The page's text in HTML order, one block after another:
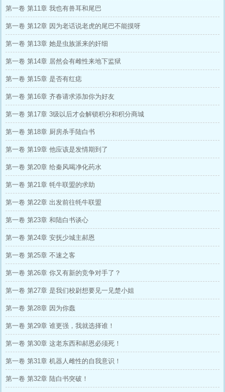
第一卷 第11章 我也有兽耳和尾巴
第一卷 第12章 因为老话说老虎的尾巴不能摸呀
第一卷 第13章 她是虫族派来的奸细
第一卷 第14章 居然会有雌性来地下监狱
第一卷 第15章 是否有红痣
第一卷 第16章 齐春请求添加你为好友
第一卷 第17章 3级以后才会解锁积分和积分商城
第一卷 第18章 厨房杀手陆白书
第一卷 第19章 他应该是发情期到了
第一卷 第20章 给秦风喝净化药水
第一卷 第21章 牦牛联盟的求助
第一卷 第22章 出发前往牦牛联盟
第一卷 第23章 和陆白书谈心
第一卷 第24章 安抚少城主郝恩
第一卷 第25章 不速之客
第一卷 第26章 你又有新的竞争对手了？
第一卷 第27章 是我们校尉想要见一见楚小姐
第一卷 第28章 因为你蠢
第一卷 第29章 谁更强，我就选择谁！
第一卷 第30章 这老东西和郝恩必须死！
第一卷 第31章 机器人雌性的自我意识！
第一卷 第32章 陆白书突破！